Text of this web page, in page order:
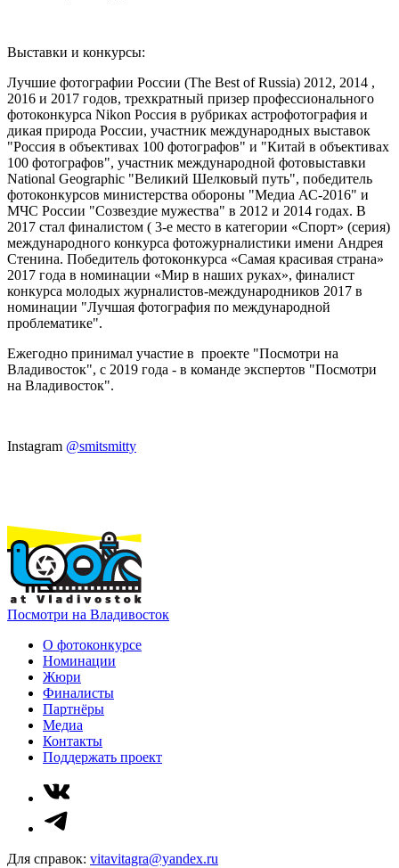
Выставки и конкурсы:
Лучшие фотографии России (The Best of Russia) 2012, 2014 ,
2016 и 2017 годов, трехкратный призер профессионального
фотоконкурса Nikon Россия в рубриках астрофотография и
дикая природа России, участник международных выставок
"Россия в объективах 100 фотографов" и "Китай в объективах
100 фотографов", участник международной фотовыставки
National Geographic "Великий Шелковый путь", победитель
фотоконкурсов министерства обороны "Медиа АС-2016" и
МЧС России "Созвездие мужества" в 2012 и 2014 годах. В
2017 стал финалистом ( 3-е место в категории «Спорт» (серия)
международного конкурса фотожурналистики имени Андрея
Стенина. Победитель фотоконкурса «Самая красивая страна»
2017 года в номинации «Мир в наших руках», финалист
конкурса молодых журналистов-международников 2017 в
номинации "Лучшая фотография по международной
проблематике".
Ежегодно принимал участие в проекте "Посмотри на
Владивосток", с 2019 года - в команде экспертов "Посмотри
на Владивосток".
Instagram @smitsmitty
Посмотри на Владивосток
О фотоконкурсе
Номинации
Жюри
Финалисты
Партнёры
Медиа
Контакты
Поддержать проект
Для справок: vitavitagra@yandex.ru